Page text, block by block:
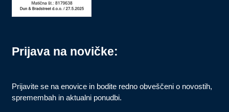
Prijava na novičke:
Prijavite se na enovice in bodite redno obveščeni o novostih,
spremembah in aktualni ponudbi.